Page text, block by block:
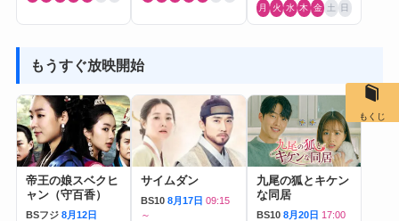
月 火 水 木 金 土 日
もうすぐ放映開始
帝王の娘スベクヒ
ャン（守百香）
BSフジ 8月12日
サイムダン
BS10 8月17日 09:15
～
九尾の狐とキケン
な同居
BS10 8月20日 17:00
もくじ